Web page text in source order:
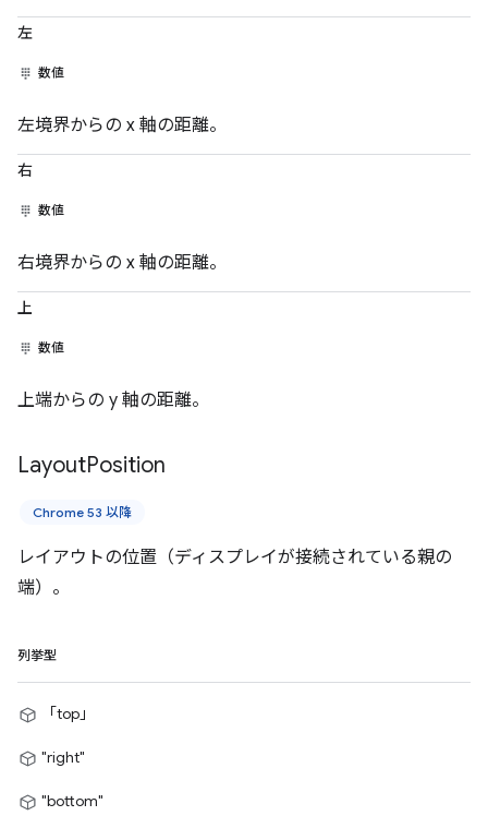
左
数値
左境界からの x 軸の距離。
右
数値
右境界からの x 軸の距離。
上
数値
上端からの y 軸の距離。
LayoutPosition
Chrome 53 以降
レイアウトの位置（ディスプレイが接続されている親の
端）。
列挙型
「top」
"right"
"bottom"